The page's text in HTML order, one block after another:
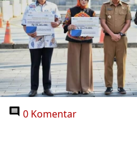
0 Komentar